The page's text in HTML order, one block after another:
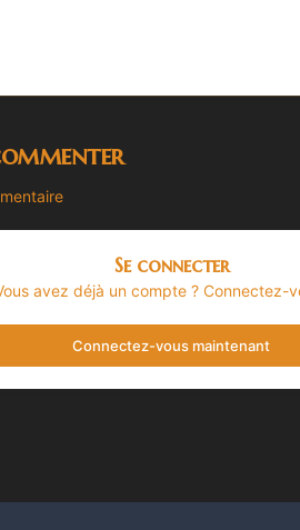
Se connecter
avez déjà un compte ? Connectez-
Connectez-vous maintenant